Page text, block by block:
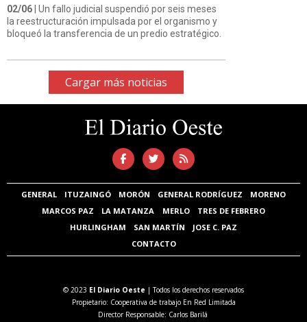
02/06 | Un fallo judicial suspendió por seis meses
la reestructuración impulsada por el organismo y
bloqueó la transferencia de un predio estratégico.
Cargar más noticias
GENERAL ITUZAINGÓ MORÓN GENERAL RODRÍGUEZ
MORENO
MARCOS PAZ
LA MATANZA MERLO
TRES DE FEBRERO
HURLINGHAM
SAN MARTÍN
JOSE C. PAZ
CONTACTO
© 2023 El Diario Oeste | Todos los derechos reservados
Propietario: Cooperativa de trabajo En Red Limitada
Director Responsable: Carlos Barilá